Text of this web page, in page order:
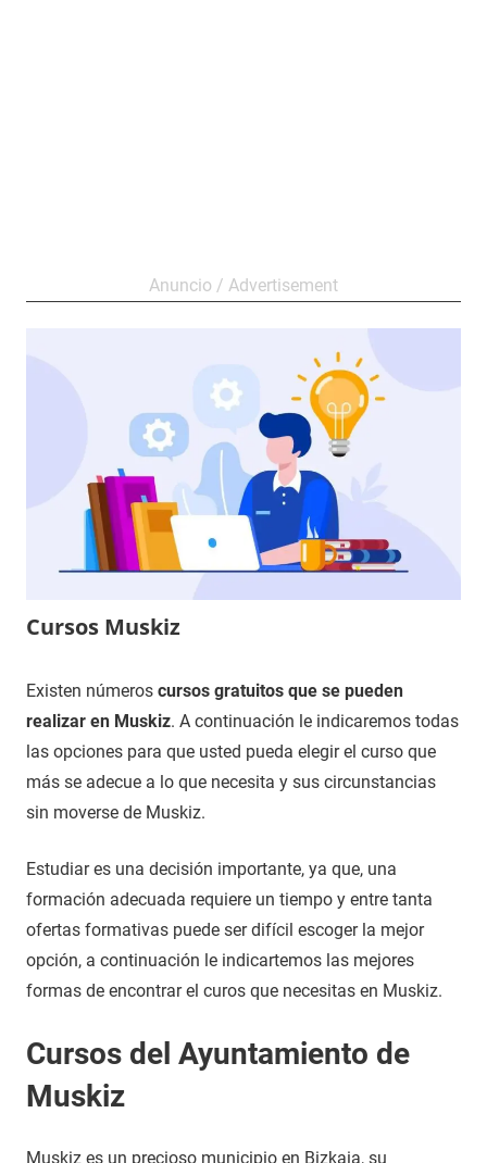
Cursos Muskiz
27
de
noviembre
2020
Maria
Cursos
en
Bizkaia
Existen números cursos gratuitos que se pueden
realizar en Muskiz. A continuación le indicaremos todas
las opciones para que usted pueda elegir el curso que
más se adecue a lo que necesita y sus circunstancias
sin moverse de Muskiz.
Estudiar es una decisión importante, ya que, una
formación adecuada requiere un tiempo y entre tanta
ofertas formativas puede ser difícil escoger la mejor
opción, a continuación le indicartemos las mejores
formas de encontrar el curos que necesitas en Muskiz.
Cursos del Ayuntamiento de
Muskiz
Muskiz es un precioso municipio en Bizkaia, su